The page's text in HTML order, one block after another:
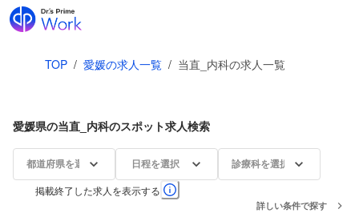
TOP / 愛媛の求人一覧 / 当直_内科の求人一覧
愛媛県の当直_内科のスポット求人検索
都道府県を選択 日程を選択 診療科を選択
掲載終了した求人を表示する
詳しい条件で探す